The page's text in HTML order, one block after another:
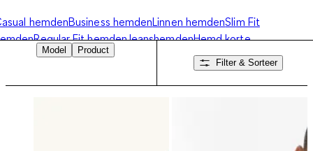
hemdenBusiness hemdenLinnen hemdenSlim Fit
Regular Fit hemdenJeanshemdenHemd korte
Heren hemden lange mouw Strijkvrije hemden
Model
Product
Filter & Sorteer